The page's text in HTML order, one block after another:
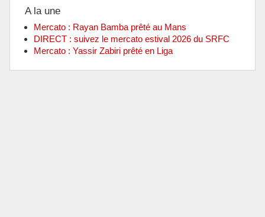
A la une
Mercato : Rayan Bamba prêté au Mans
DIRECT : suivez le mercato estival 2026 du SRFC
Mercato : Yassir Zabiri prêté en Liga